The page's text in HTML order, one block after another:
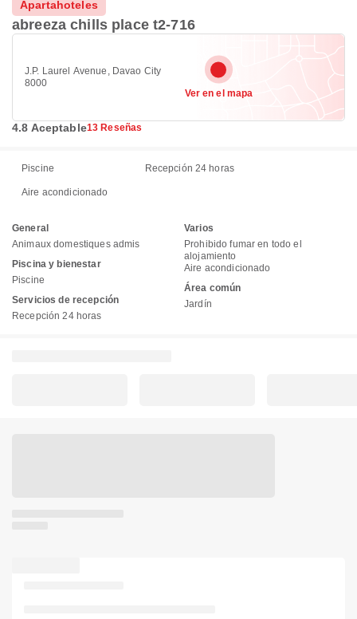
Apartahoteles
abreeza chills place t2-716
J.P. Laurel Avenue, Davao City
8000
Ver en el mapa
4.8 Aceptable13 Reseñas
Piscine Recepción 24 horas
Aire acondicionado
General
Animaux domestiques admis
Piscina y bienestar
Piscine
Servicios de recepción
Recepción 24 horas
Varios
Prohibido fumar en todo el
alojamiento
Aire acondicionado
Área común
Jardín